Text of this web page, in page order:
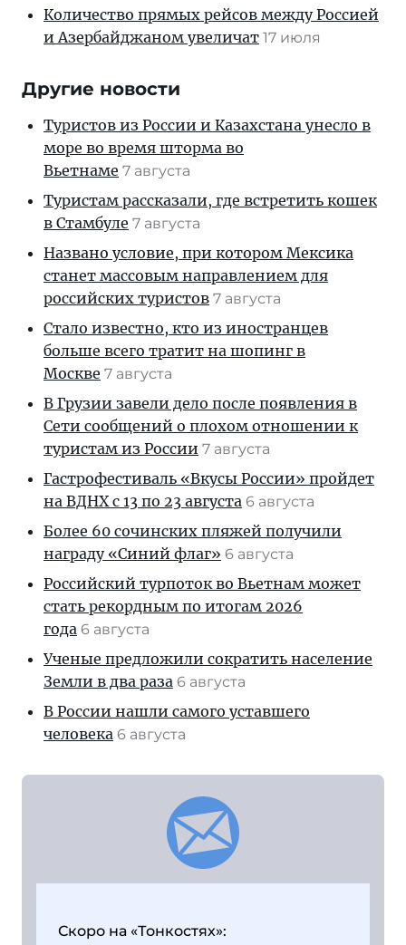
Количество прямых рейсов между Россией
и Азербайджаном увеличат 17 июля
Другие новости
Туристов из России и Казахстана унесло в
море во время шторма во
Вьетнаме 7 августа
Туристам рассказали, где встретить кошек
в Стамбуле 7 августа
Названо условие, при котором Мексика
станет массовым направлением для
российских туристов 7 августа
Стало известно, кто из иностранцев
больше всего тратит на шопинг в
Москве 7 августа
В Грузии завели дело после появления в
Сети сообщений о плохом отношении к
туристам из России 7 августа
Гастрофестиваль «Вкусы России» пройдет
на ВДНХ с 13 по 23 августа 6 августа
Более 60 сочинских пляжей получили
награду «Синий флаг» 6 августа
Российский турпоток во Вьетнам может
стать рекордным по итогам 2026
года 6 августа
Ученые предложили сократить население
Земли в два раза 6 августа
В России нашли самого уставшего
человека 6 августа
Скоро на «Тонкостях»: